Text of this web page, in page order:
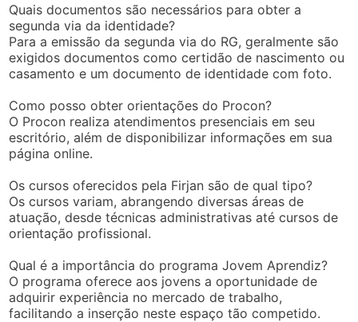
Quais documentos são necessários para obter a
segunda via da identidade?
Para a emissão da segunda via do RG, geralmente são
exigidos documentos como certidão de nascimento ou
casamento e um documento de identidade com foto.
Como posso obter orientações do Procon?
O Procon realiza atendimentos presenciais em seu
escritório, além de disponibilizar informações em sua
página online.
Os cursos oferecidos pela Firjan são de qual tipo?
Os cursos variam, abrangendo diversas áreas de
atuação, desde técnicas administrativas até cursos de
orientação profissional.
Qual é a importância do programa Jovem Aprendiz?
O programa oferece aos jovens a oportunidade de
adquirir experiência no mercado de trabalho,
facilitando a inserção neste espaço tão competido.